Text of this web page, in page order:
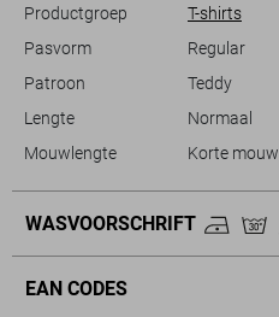
Productgroep
T-shirts
Pasvorm
Regular
Patroon
Teddy
Lengte
Normaal
Mouwlengte
Korte mouw
WASVOORSCHRIFT
EAN CODES